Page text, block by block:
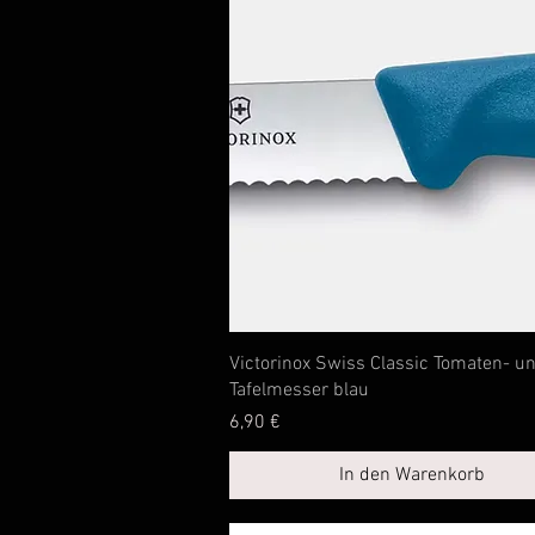
Schnellansicht
Victorinox Swiss Classic Tomaten-
Tafelmesser blau
Preis
6,90 €
In den Warenkorb